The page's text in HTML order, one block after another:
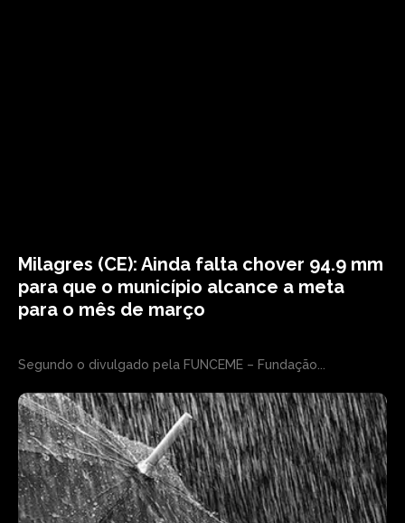
Milagres (CE): Ainda falta chover 94.9 mm
para que o município alcance a meta
para o mês de março
Segundo o divulgado pela FUNCEME – Fundação...